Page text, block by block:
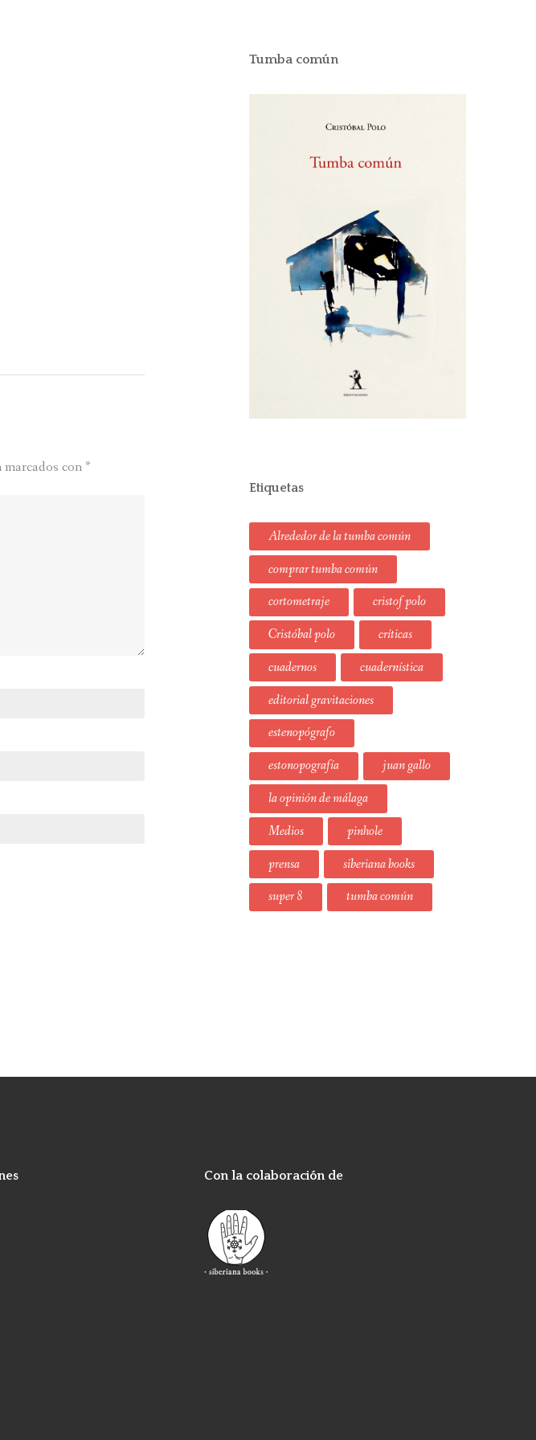
con*
Tumba común
Etiquetas
Alrededor de la tumba común
comprar tumba común
cortometraje
cristof polo
Cristóbal polo
críticas
cuadernos
cuadernística
editorial gravitaciones
estenopógrafo
estonopografía
juan gallo
la opinión de málaga
Medios
pinhole
prensa
siberiana books
super 8
tumba común
Con la colaboración de